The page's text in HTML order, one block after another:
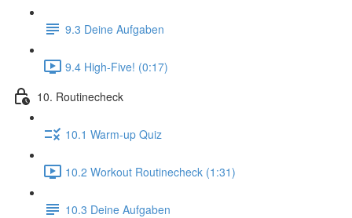
9.3 Deine Aufgaben
9.4 High-Five! (0:17)
10. Routinecheck
10.1 Warm-up Quiz
10.2 Workout Routinecheck (1:31)
10.3 Deine Aufgaben